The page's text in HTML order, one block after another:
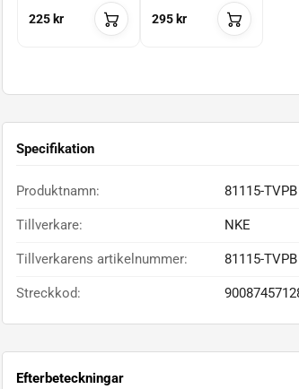
225 kr 295 kr
Specifikation
Produktnamn: 81115-
Tillverkare: NKE
Tillverkarens artikelnummer: 81115-TVPB
Streckkod:
Efterbeteckningar